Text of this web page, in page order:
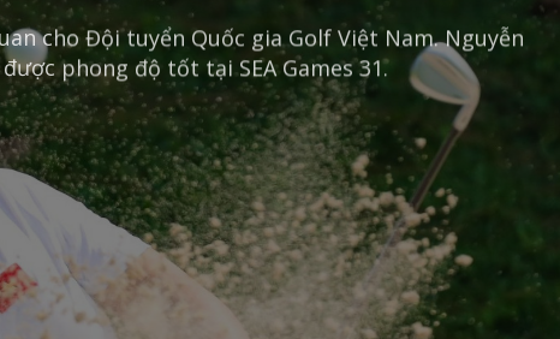
cho Đội tuyển Quốc gia Golf Việt Nam. Nguyễn
phong độ tốt tại SEA Games 31.